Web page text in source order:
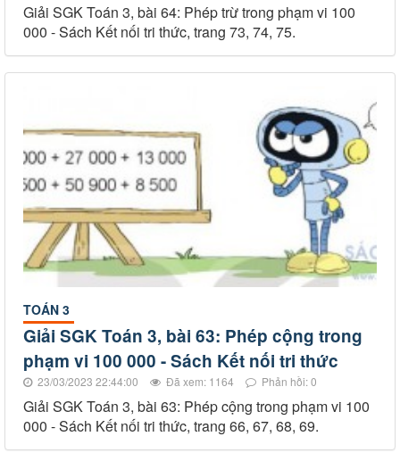
Giải SGK Toán 3, bài 64: Phép trừ trong phạm vi 100
000 - Sách Kết nối tri thức, trang 73, 74, 75.
TOÁN 3
Giải SGK Toán 3, bài 63: Phép cộng trong
phạm vi 100 000 - Sách Kết nối tri thức
23/03/2023 22:44:00 Đã xem: 1164 Phản hồi: 0
Giải SGK Toán 3, bài 63: Phép cộng trong phạm vi 100
000 - Sách Kết nối tri thức, trang 66, 67, 68, 69.